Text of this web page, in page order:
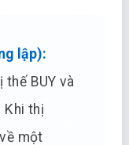
lập):
BUY và
Khi thị
một